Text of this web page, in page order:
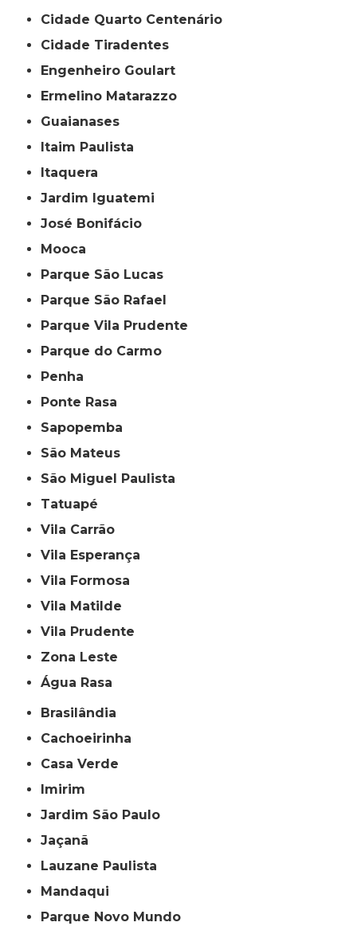
Cidade Quarto Centenário
Cidade Tiradentes
Engenheiro Goulart
Ermelino Matarazzo
Guaianases
Itaim Paulista
Itaquera
Jardim Iguatemi
José Bonifácio
Mooca
Parque São Lucas
Parque São Rafael
Parque Vila Prudente
Parque do Carmo
Penha
Ponte Rasa
Sapopemba
São Mateus
São Miguel Paulista
Tatuapé
Vila Carrão
Vila Esperança
Vila Formosa
Vila Matilde
Vila Prudente
Zona Leste
Água Rasa
Brasilândia
Cachoeirinha
Casa Verde
Imirim
Jardim São Paulo
Jaçanã
Lauzane Paulista
Mandaqui
Parque Novo Mundo